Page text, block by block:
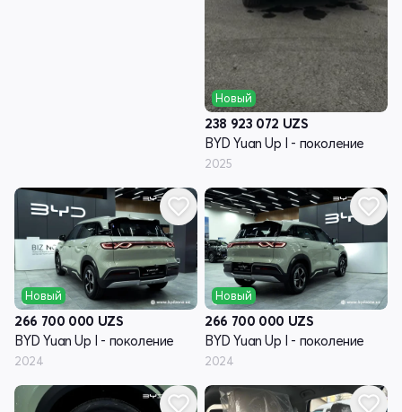
Новый
238 923 072 UZS
BYD Yuan Up I - поколение
2025
Новый
266 700 000 UZS
BYD Yuan Up I - поколение
2024
Новый
266 700 000 UZS
BYD Yuan Up I - поколение
2024